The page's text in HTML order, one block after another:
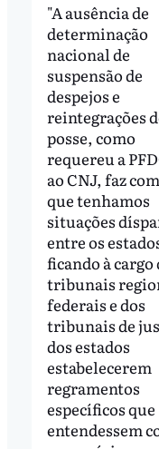
"A ausência de
determinação
nacional de
suspensão de
despejos e
reintegrações
posse, como
requereu a
ao CNJ, faz com
que tenhamos
situações
entre os
ficando à cargo
tribunais
federais e dos
tribunais de
dos estados
estabelecerem
regramentos
específicos que
entendessem